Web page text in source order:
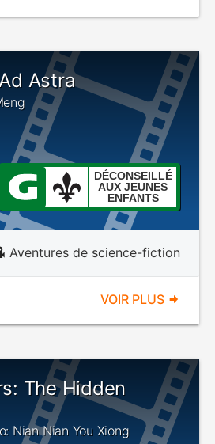
Astra
DÉCONSEILLÉ
AUX JEUNES
ENFANTS
Aventures de science-fiction
VOIR PLUS
The Hidden
Nian Nian You Xiong